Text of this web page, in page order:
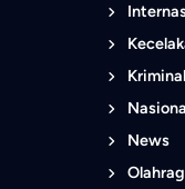
Kriminal
News